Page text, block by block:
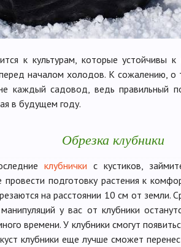
к культурам, которые устойчивы
началом холодов. К сожалению, о
каждый садовод, ведь правильный
в будущем году.
Обрезка клубники
клубнички с кустиков,
провести подготовку растения к
на расстоянии 10 см от земли.
у вас от клубники
времени. У клубники смогут
клубники еще лучше сможет